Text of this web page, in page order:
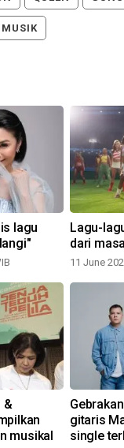
MUSIK
lagu
Lagu-
dari
11 June
&
musikal
gitaris
single